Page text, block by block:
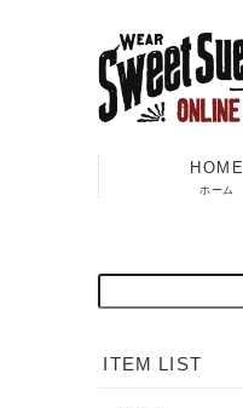
HOME
ホーム
ITEM LIST